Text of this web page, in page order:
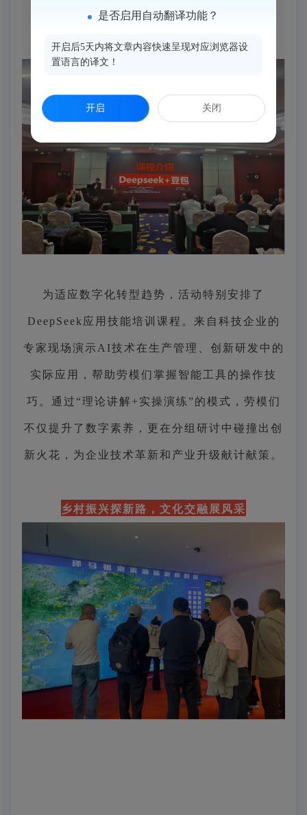
数字赋能添动力，技能提升促创新
为适应数字化转型趋势，活动特别安排了
DeepSeek应用技能培训课程。来自科技企业的
专家现场演示AI技术在生产管理、创新研发中的
实际应用，帮助劳模们掌握智能工具的操作技
巧。通过“理论讲解+实操演练”的模式，劳模们
不仅提升了数字素养，更在分组研讨中碰撞出创
新火花，为企业技术革新和产业升级献计献策。
乡村振兴探新路，文化交融展风采
是否启用自动翻译功能？
开启后5天内将文章内容快速呈现对应浏览器设
置语言的译文！
开启 关闭